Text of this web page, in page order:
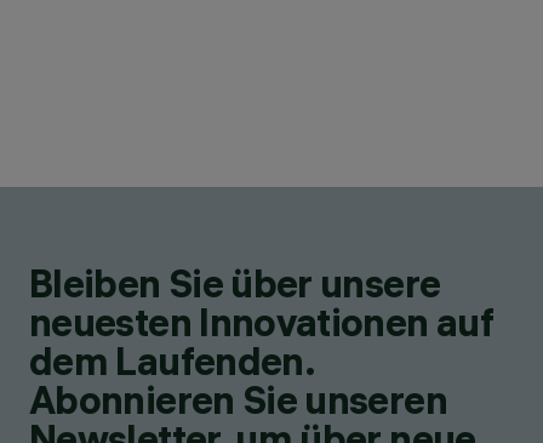
Bleiben Sie über unsere
neuesten Innovationen auf
dem Laufenden.
Abonnieren Sie unseren